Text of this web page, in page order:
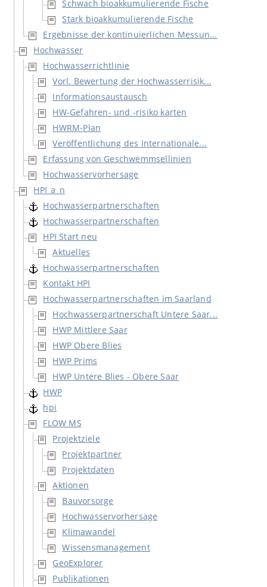
Schwach bioakkumulierende Fische
Stark bioakkumulierende Fische
Ergebnisse der kontinuierlichen Messun...
Hochwasser
Hochwasserrichtlinie
Vorl. Bewertung der Hochwasserrisik...
Informationsaustausch
HW-Gefahren- und -risiko karten
HWRM-Plan
Veröffentlichung des Internationale...
Erfassung von Geschwemmsellinien
Hochwasservorhersage
HPI_a_n
Hochwasserpartnerschaften
Hochwasserpartnerschaften
HPI Start neu
Aktuelles
Hochwasserpartnerschaften
Kontakt HPI
Hochwasserpartnerschaften im Saarland
Hochwasserpartnerschaft Untere Saar...
HWP Mittlere Saar
HWP Obere Blies
HWP Prims
HWP Untere Blies - Obere Saar
HWP
hpi
FLOW MS
Projektziele
Projektpartner
Projektdaten
Aktionen
Bauvorsorge
Hochwasservorhersage
Klimawandel
Wissensmanagement
GeoExplorer
Publikationen